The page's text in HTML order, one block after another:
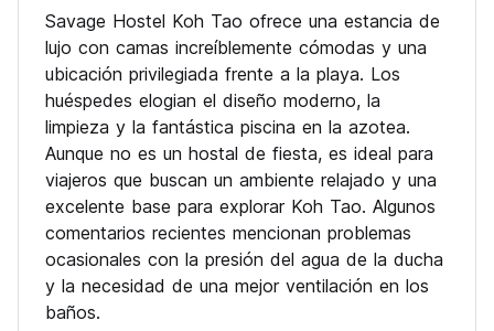
Savage Hostel Koh Tao ofrece una estancia de
lujo con camas increíblemente cómodas y una
ubicación privilegiada frente a la playa. Los
huéspedes elogian el diseño moderno, la
limpieza y la fantástica piscina en la azotea.
Aunque no es un hostal de fiesta, es ideal para
viajeros que buscan un ambiente relajado y una
excelente base para explorar Koh Tao. Algunos
comentarios recientes mencionan problemas
ocasionales con la presión del agua de la ducha
y la necesidad de una mejor ventilación en los
baños.